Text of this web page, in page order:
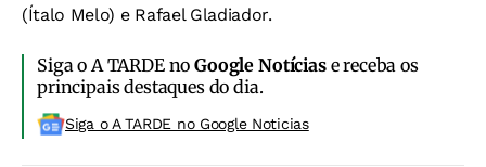
(Ítalo Melo) e Rafael Gladiador.
Siga o A TARDE noGoogle Notíciase receba os
principais destaques do dia.
Siga o A TARDE no Google Noticias